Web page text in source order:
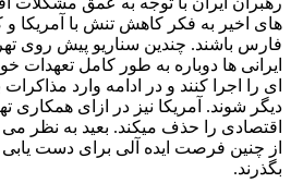
های اخیر به فکر کاهش تنش با آمریکا
فارس باشند. چندین سناریو پیش روی
ایرانی ها دوباره به طور کامل تعهدات
ای را اجرا کنند و در ادامه وارد
دیگر شوند. آمریکا نیز در ازای همکاری
اقتصادی را حذف میکند. بعید به نظر
از چنین فرصت ایده آلی برای دست یابی
بگذرند.